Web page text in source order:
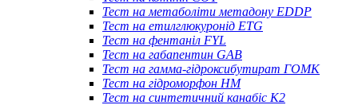
Тест на метаболіти метадону EDDP
Тест на етилглюкуронід ETG
Тест на фентаніл FYL
Тест на габапентин GAB
Тест на гамма-гідроксибутират ГОМК
Тест на гідроморфон HM
Тест на синтетичний канабіс K2